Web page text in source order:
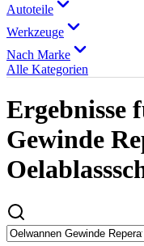
Autoteile
Werkzeuge
Nach Marke
Alle Kategorien
Ergebnisse
Gewinde